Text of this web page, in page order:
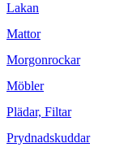
Lakan
Mattor
Morgonrockar
Möbler
Plädar, Filtar
Prydnadskuddar